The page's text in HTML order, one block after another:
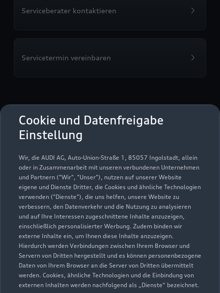
Cookie und Datenfreigabe
Einstellung
Wir, die AUDI AG, Auto-Union-Straße 1, 85057 Ingolstadt, allein
oder in Zusammenarbeit mit unseren verbundenen Unternehmen
und Partnern ("Wir", "Unser"), nutzen auf unserer Website
eigene und Dienste Dritter, die Cookies und ähnliche Technologien
verwenden ("Dienste"), die uns helfen, unsere Website zu
verbessern, den Datenverkehr und die Nutzung zu analysieren
und auf Ihre Interessen zugeschnittene Inhalte anzuzeigen,
einschließlich personalisierter Werbung. Zudem binden wir
externe Inhalte ein, um Ihnen diese Inhalte anzuzeigen.
Hierdurch werden Verbindungen zwischen Ihrem Browser und
Servern von Dritten hergestellt und es können personenbezogene
Daten von Ihrem Browser an die Server von Dritten übermittelt
werden. Cookies, ähnliche Technologien und die Einbindung von
externen Inhalten werden nachfolgend als „Dienste“ bezeichnet.
Serviceberater kontaktieren
Servicetermin vereinbaren
Auto Schmid GmbH
Servicepartner e-tron
Im Dugendorf 7